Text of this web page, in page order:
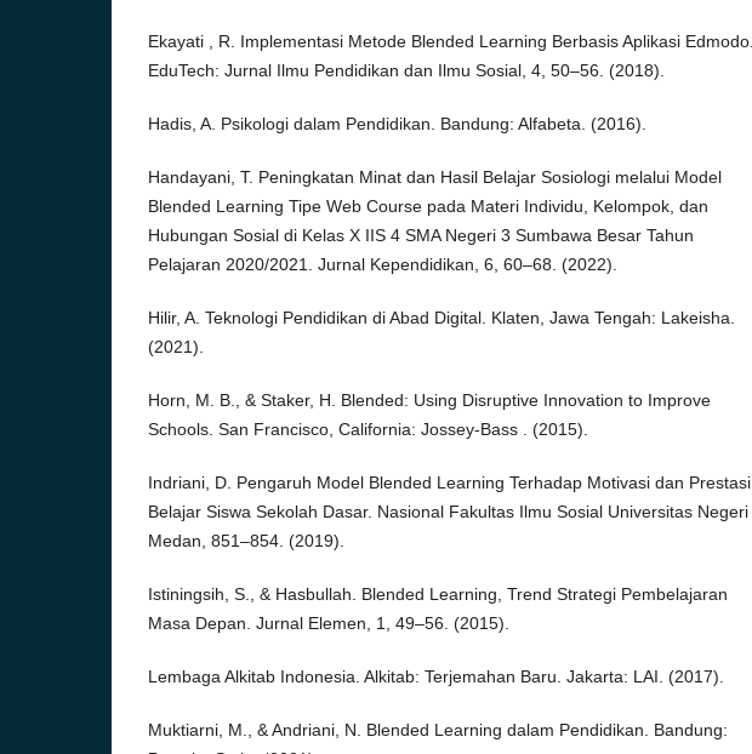
Ekayati , R. Implementasi Metode Blended Learning Berbasis Aplikasi Edmodo.
EduTech: Jurnal Ilmu Pendidikan dan Ilmu Sosial, 4, 50–56. (2018).
Hadis, A. Psikologi dalam Pendidikan. Bandung: Alfabeta. (2016).
Handayani, T. Peningkatan Minat dan Hasil Belajar Sosiologi melalui Model
Blended Learning Tipe Web Course pada Materi Individu, Kelompok, dan
Hubungan Sosial di Kelas X IIS 4 SMA Negeri 3 Sumbawa Besar Tahun
Pelajaran 2020/2021. Jurnal Kependidikan, 6, 60–68. (2022).
Hilir, A. Teknologi Pendidikan di Abad Digital. Klaten, Jawa Tengah: Lakeisha.
(2021).
Horn, M. B., & Staker, H. Blended: Using Disruptive Innovation to Improve
Schools. San Francisco, California: Jossey-Bass . (2015).
Indriani, D. Pengaruh Model Blended Learning Terhadap Motivasi dan Prestasi
Belajar Siswa Sekolah Dasar. Nasional Fakultas Ilmu Sosial Universitas Negeri
Medan, 851–854. (2019).
Istiningsih, S., & Hasbullah. Blended Learning, Trend Strategi Pembelajaran
Masa Depan. Jurnal Elemen, 1, 49–56. (2015).
Lembaga Alkitab Indonesia. Alkitab: Terjemahan Baru. Jakarta: LAI. (2017).
Muktiarni, M., & Andriani, N. Blended Learning dalam Pendidikan. Bandung: